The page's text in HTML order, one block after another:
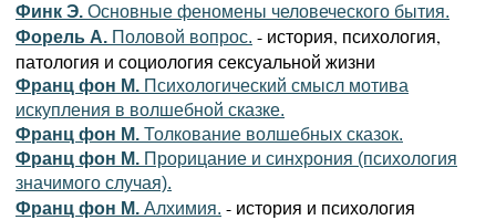
Финк Э. Основные феномены человеческого бытия.
Форель А. Половой вопрос. - история, психология,
патология и социология сексуальной жизни
Франц фон М. Психологический смысл мотива
искупления в волшебной сказке.
Франц фон М. Толкование волшебных сказок.
Франц фон М. Прорицание и синхрония (психология
значимого случая).
Франц фон М. Алхимия. - история и психология